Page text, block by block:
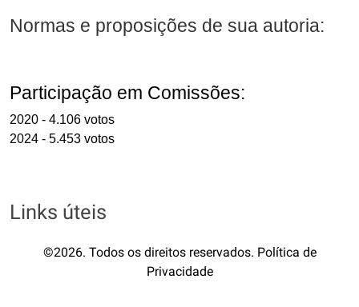
Normas e proposições de sua autoria:
Participação em Comissões:
2020 - 4.106 votos
2024 - 5.453 votos
Links úteis
©2026. Todos os direitos reservados. Política de
Privacidade